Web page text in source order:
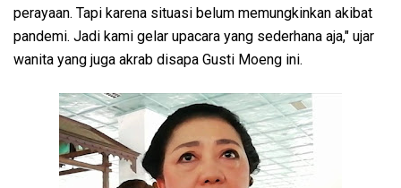
perayaan. Tapi karena situasi belum memungkinkan akibat
pandemi. Jadi kami gelar upacara yang sederhana aja," ujar
wanita yang juga akrab disapa Gusti Moeng ini.